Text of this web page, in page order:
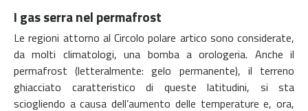
I gas serra nel permafrost
Le regioni attorno al Circolo polare artico sono considerate,
da molti climatologi, una bomba a orologeria. Anche il
permafrost (letteralmente: gelo permanente), il terreno
ghiacciato caratteristico di queste latitudini, si sta
sciogliendo a causa dell’aumento delle temperature e, ora,